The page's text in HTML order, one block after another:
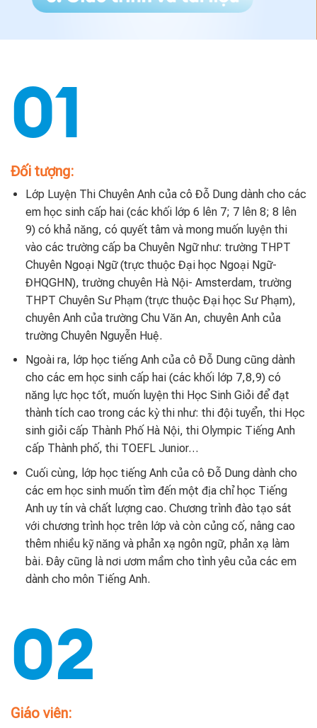
01
Đối tượng:
Lớp Luyện Thi Chuyên Anh của cô Đỗ Dung dành cho các
em học sinh cấp hai (các khối lớp 6 lên 7; 7 lên 8; 8 lên
9) có khả năng, có quyết tâm và mong muốn luyện thi
vào các trường cấp ba Chuyên Ngữ như: trường THPT
Chuyên Ngoại Ngữ (trực thuộc Đại học Ngoại Ngữ-
ĐHQGHN), trường chuyên Hà Nội- Amsterdam, trường
THPT Chuyên Sư Phạm (trực thuộc Đại học Sư Phạm),
chuyên Anh của trường Chu Văn An, chuyên Anh của
trường Chuyên Nguyễn Huệ.
Ngoài ra, lớp học tiếng Anh của cô Đỗ Dung cũng dành
cho các em học sinh cấp hai (các khối lớp 7,8,9) có
năng lực học tốt, muốn luyện thi Học Sinh Giỏi để đạt
thành tích cao trong các kỳ thi như: thi đội tuyển, thi Học
sinh giỏi cấp Thành Phố Hà Nội, thi Olympic Tiếng Anh
cấp Thành phố, thi TOEFL Junior…
Cuối cùng, lớp học tiếng Anh của cô Đỗ Dung dành cho
các em học sinh muốn tìm đến một địa chỉ học Tiếng
Anh uy tín và chất lượng cao. Chương trình đào tạo sát
với chương trình học trên lớp và còn củng cố, nâng cao
thêm nhiều kỹ năng và phản xạ ngôn ngữ, phản xạ làm
bài. Đây cũng là nơi ươm mầm cho tình yêu của các em
dành cho môn Tiếng Anh.
02
Giáo viên: